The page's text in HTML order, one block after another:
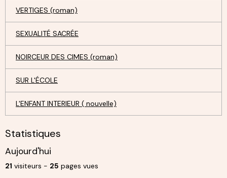
VERTIGES (roman)
SEXUALITÉ SACRÉE
NOIRCEUR DES CIMES (roman)
SUR L'ÉCOLE
L'ENFANT INTERIEUR ( nouvelle)
Statistiques
Aujourd'hui
21 visiteurs - 25 pages vues